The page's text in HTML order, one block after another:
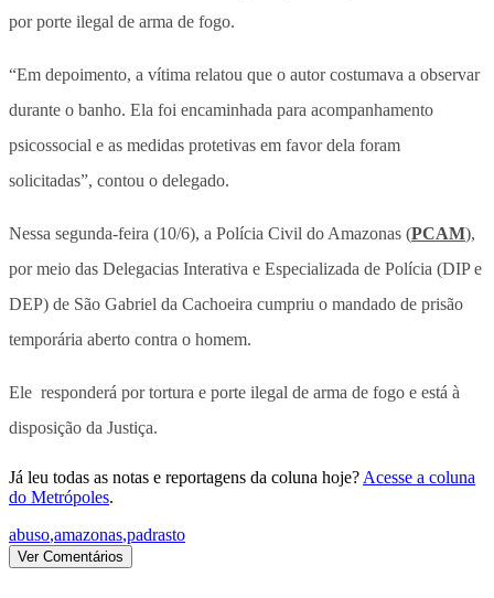
por porte ilegal de arma de fogo.
“Em depoimento, a vítima relatou que o autor costumava a observar
durante o banho. Ela foi encaminhada para acompanhamento
psicossocial e as medidas protetivas em favor dela foram
solicitadas”, contou o delegado.
Nessa segunda-feira (10/6), a Polícia Civil do Amazonas (PCAM),
por meio das Delegacias Interativa e Especializada de Polícia (DIP e
DEP) de São Gabriel da Cachoeira cumpriu o mandado de prisão
temporária aberto contra o homem.
Ele responderá por tortura e porte ilegal de arma de fogo e está à
disposição da Justiça.
Já leu todas as notas e reportagens da coluna hoje? Acesse a coluna
do Metrópoles.
abuso,amazonas,padrasto
Ver Comentários